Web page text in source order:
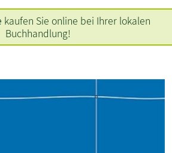
kaufen Sie online bei Ihrer lokalen
Buchhandlung!